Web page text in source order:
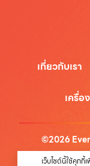
เกี่ยวกับเรา
เครื่อ
©2026
เว็บไซต์นี้ใช้คุกกี้